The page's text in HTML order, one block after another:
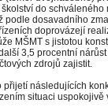
do
podle dosavadního
doprovázejí
MŠMT s jistotou
3,5 procentní
zdrojů zajistit.
přijetí následujících
situaci uspokojivě